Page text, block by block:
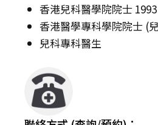
香港兒科醫學院院士 1993
香港醫學專科學院院士 (
兒科專科醫生